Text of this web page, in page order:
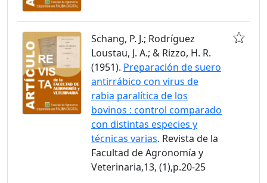
Schang, P. J.; Rodríguez
Loustau, J. A.; & Rizzo, H. R.
(1951). Preparación de suero
antirrábico con virus de
rabia paralítica de los
bovinos : control comparado
con distintas especies y
técnicas varias. Revista de la
Facultad de Agronomía y
Veterinaria,13, (1),p.20-25